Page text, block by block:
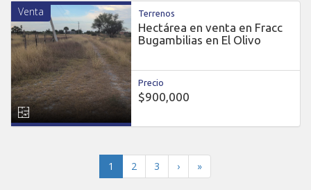
Venta Terrenos
Hectárea en venta en Fracc
Bugambilias en El Olivo
Precio
$900,000
1 (current)
2 3 › »